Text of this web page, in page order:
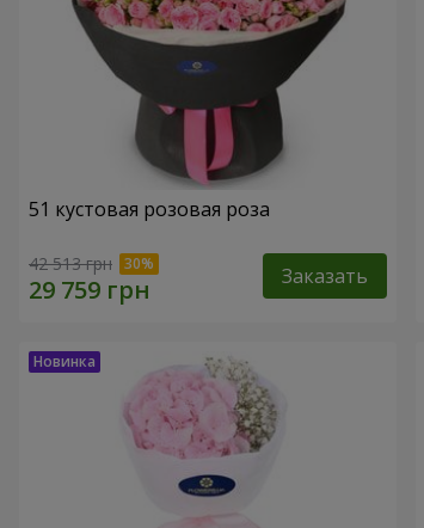
51 кустовая розовая роза
42 513 грн Заказать